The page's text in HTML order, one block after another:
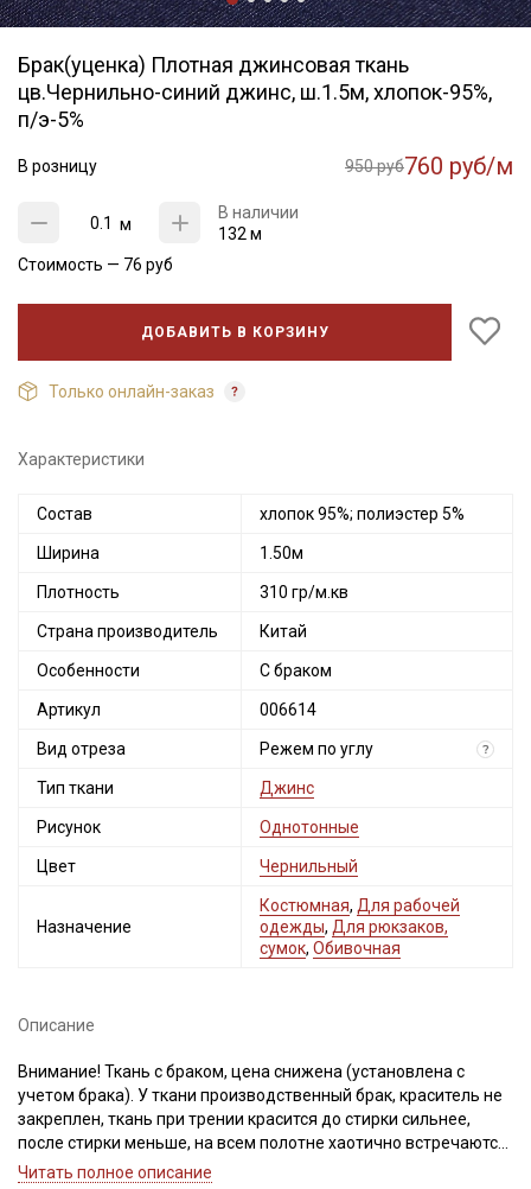
Брак(уценка) Плотная джинсовая ткань
цв.Чернильно-синий джинс, ш.1.5м, хлопок-95%,
п/э-5%
В розницу 950 руб760 руб/м
м
В наличии
132 м
Стоимость — 76 руб
ДОБАВИТЬ В КОРЗИНУ
Только онлайн-заказ
Характеристики
Состав хлопок 95%; полиэстер 5%
Ширина 1.50м
Плотность 310 гр/м.кв
Страна производитель Китай
Особенности С браком
Артикул 006614
Вид отреза Режем по углу ?
Тип ткани Джинс
Рисунок Однотонные
Цвет Чернильный
Назначение
Костюмная, Для рабочей
одежды, Для рюкзаков,
сумок, Обивочная
Описание
Внимание! Ткань с браком, цена снижена (установлена с
учетом брака). У ткани производственный брак, краситель не
закреплен, ткань при трении красится до стирки сильнее,
после стирки меньше, на всем полотне хаотично встречаются
белесые разводы (на изнанке разводы чернильные), переход
Читать полное описание